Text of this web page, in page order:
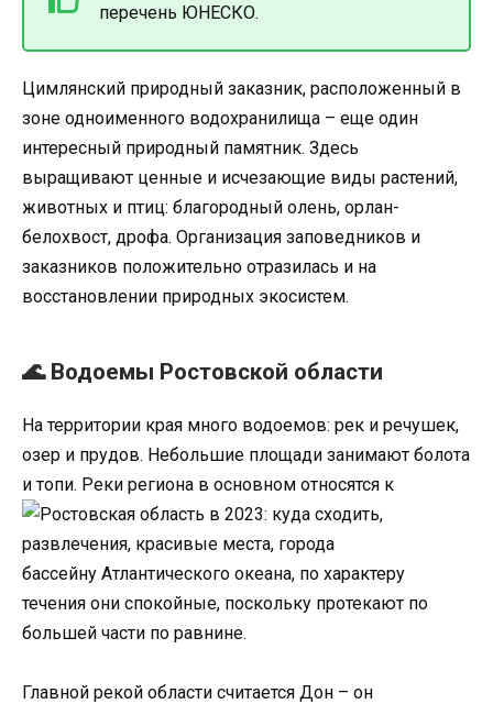
перечень ЮНЕСКО.
Цимлянский природный заказник, расположенный в
зоне одноименного водохранилища – еще один
интересный природный памятник. Здесь
выращивают ценные и исчезающие виды растений,
животных и птиц: благородный олень, орлан-
белохвост, дрофа. Организация заповедников и
заказников положительно отразилась и на
восстановлении природных экосистем.
🌊 Водоемы Ростовской области
На территории края много водоемов: рек и речушек,
озер и прудов. Небольшие площади занимают болота
и топи. Реки региона в основном относятся к
бассейну Атлантического океана, по характеру
течения они спокойные, поскольку протекают по
большей части по равнине.
Главной рекой области считается Дон – он